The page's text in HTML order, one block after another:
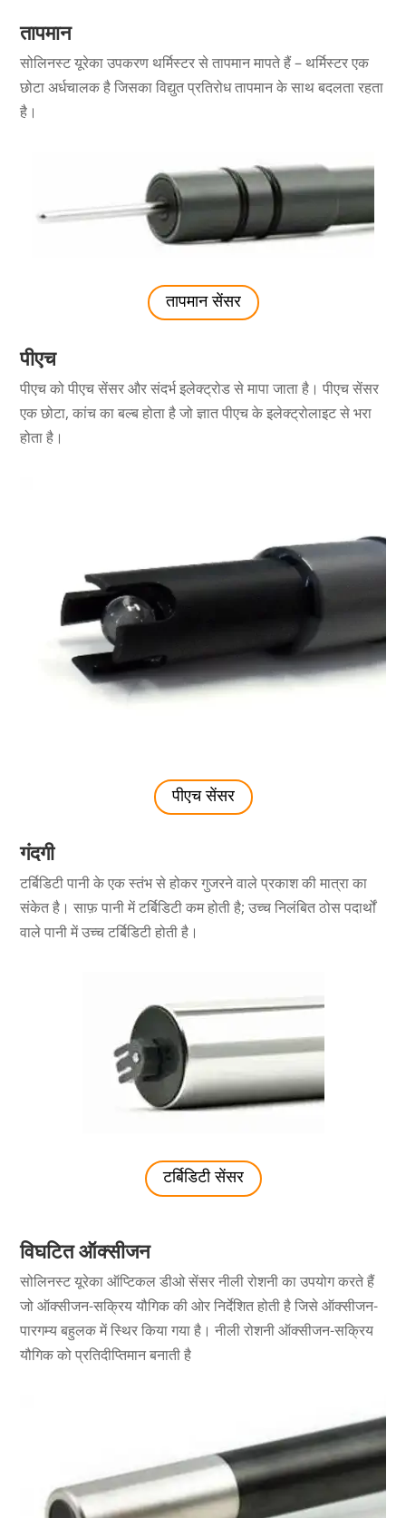
तापमान
सोलिनस्ट यूरेका उपकरण थर्मिस्टर से तापमान मापते हैं – थर्मिस्टर एक
छोटा अर्धचालक है जिसका विद्युत प्रतिरोध तापमान के साथ बदलता रहता
है।
तापमान सेंसर
पीएच
पीएच को पीएच सेंसर और संदर्भ इलेक्ट्रोड से मापा जाता है। पीएच सेंसर
एक छोटा, कांच का बल्ब होता है जो ज्ञात पीएच के इलेक्ट्रोलाइट से भरा
होता है।
पीएच सेंसर
गंदगी
टर्बिडिटी पानी के एक स्तंभ से होकर गुजरने वाले प्रकाश की मात्रा का
संकेत है। साफ़ पानी में टर्बिडिटी कम होती है; उच्च निलंबित ठोस पदार्थों
वाले पानी में उच्च टर्बिडिटी होती है।
टर्बिडिटी सेंसर
विघटित ऑक्सीजन
सोलिनस्ट यूरेका ऑप्टिकल डीओ सेंसर नीली रोशनी का उपयोग करते हैं
जो ऑक्सीजन-सक्रिय यौगिक की ओर निर्देशित होती है जिसे ऑक्सीजन-
पारगम्य बहुलक में स्थिर किया गया है। नीली रोशनी ऑक्सीजन-सक्रिय
यौगिक को प्रतिदीप्तिमान बनाती है